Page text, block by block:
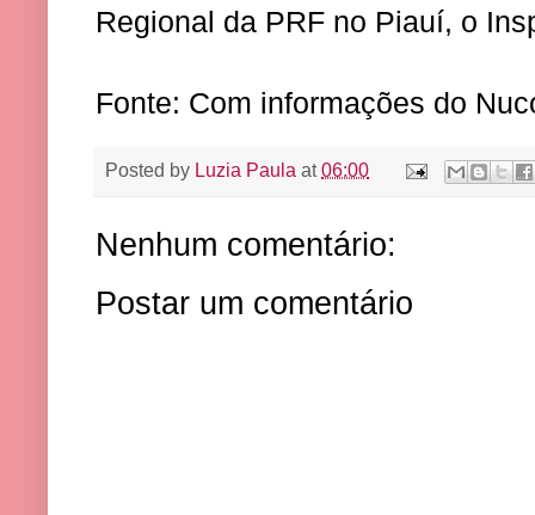
Regional da PRF no Piauí, o
Fonte: Com informações do
Posted by Luzia Paula at06:00
Nenhum comentário:
Postar um comentário